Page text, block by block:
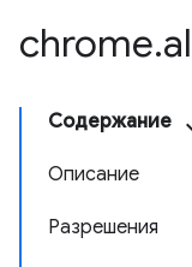
chrome.
Содержание
Описание
Разрешения